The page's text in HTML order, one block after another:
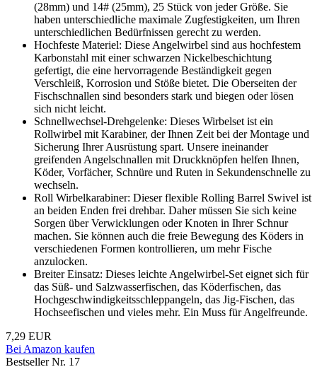
(28mm) und 14# (25mm), 25 Stück von jeder Größe. Sie
haben unterschiedliche maximale Zugfestigkeiten, um Ihren
unterschiedlichen Bedürfnissen gerecht zu werden.
Hochfeste Materiel: Diese Angelwirbel sind aus hochfestem
Karbonstahl mit einer schwarzen Nickelbeschichtung
gefertigt, die eine hervorragende Beständigkeit gegen
Verschleiß, Korrosion und Stöße bietet. Die Oberseiten der
Fischschnallen sind besonders stark und biegen oder lösen
sich nicht leicht.
Schnellwechsel-Drehgelenke: Dieses Wirbelset ist ein
Rollwirbel mit Karabiner, der Ihnen Zeit bei der Montage und
Sicherung Ihrer Ausrüstung spart. Unsere ineinander
greifenden Angelschnallen mit Druckknöpfen helfen Ihnen,
Köder, Vorfächer, Schnüre und Ruten in Sekundenschnelle zu
wechseln.
Roll Wirbelkarabiner: Dieser flexible Rolling Barrel Swivel ist
an beiden Enden frei drehbar. Daher müssen Sie sich keine
Sorgen über Verwicklungen oder Knoten in Ihrer Schnur
machen. Sie können auch die freie Bewegung des Köders in
verschiedenen Formen kontrollieren, um mehr Fische
anzulocken.
Breiter Einsatz: Dieses leichte Angelwirbel-Set eignet sich für
das Süß- und Salzwasserfischen, das Köderfischen, das
Hochgeschwindigkeitsschleppangeln, das Jig-Fischen, das
Hochseefischen und vieles mehr. Ein Muss für Angelfreunde.
7,29 EUR
Bei Amazon kaufen
Bestseller Nr. 17